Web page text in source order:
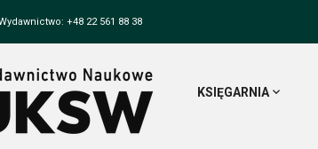
+48 22 561 88 38
KSIĘGARNIA